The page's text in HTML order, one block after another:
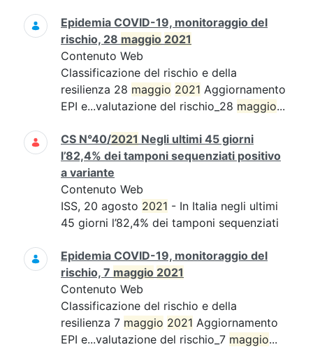
Epidemia COVID-19, monitoraggio del
rischio, 28 maggio 2021
Contenuto Web
Classificazione del rischio e della
resilienza 28 maggio 2021 Aggiornamento
EPI e...valutazione del rischio_28 maggio...
CS N°40/2021 Negli ultimi 45 giorni
l’82,4% dei tamponi sequenziati positivo
a variante
Contenuto Web
ISS, 20 agosto 2021 - In Italia negli ultimi
45 giorni l’82,4% dei tamponi sequenziati
Epidemia COVID-19, monitoraggio del
rischio, 7 maggio 2021
Contenuto Web
Classificazione del rischio e della
resilienza 7 maggio 2021 Aggiornamento
EPI e...valutazione del rischio_7 maggio...